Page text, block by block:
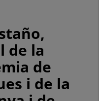
de la
de
i de la